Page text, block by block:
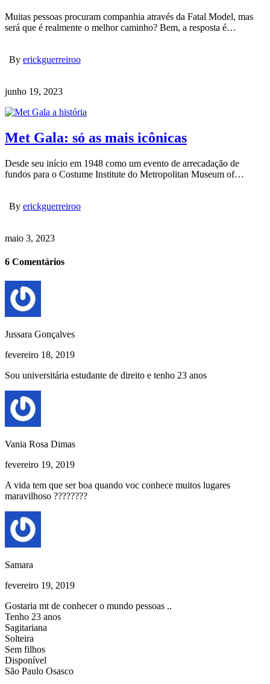
Muitas pessoas procuram companhia através da Fatal Model, mas
será que é realmente o melhor caminho? Bem, a resposta é…
By erickguerreiroo
junho 19, 2023
Met Gala: só as mais icônicas
Desde seu início em 1948 como um evento de arrecadação de
fundos para o Costume Institute do Metropolitan Museum of…
By erickguerreiroo
maio 3, 2023
6 Comentários
Jussara Gonçalves
fevereiro 18, 2019
Sou universitária estudante de direito e tenho 23 anos
Vania Rosa Dimas
fevereiro 19, 2019
A vida tem que ser boa quando voc conhece muitos lugares
maravilhoso ????????
Samara
fevereiro 19, 2019
Gostaria mt de conhecer o mundo pessoas ..
Tenho 23 anos
Sagitariana
Solteira
Sem filhos
Disponível
São Paulo Osasco